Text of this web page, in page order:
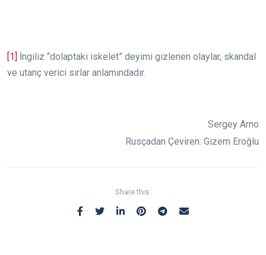
[1] İngiliz “dolaptaki iskelet” deyimi gizlenen olaylar, skandal
ve utanç verici sırlar anlamındadır.
Sergey Arno
Rusçadan Çeviren: Gizem Eroğlu
Share this: